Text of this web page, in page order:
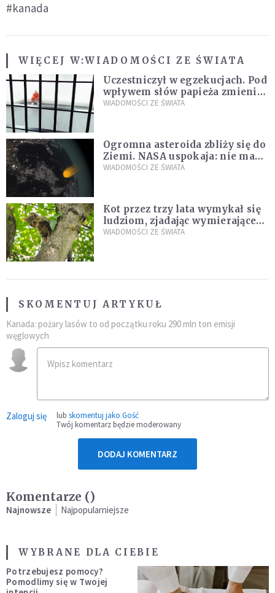
#kanada
WIĘCEJ W:WIADOMOŚCI ZE ŚWIATA
Uczestniczył w egzekucjach. Pod
wpływem słów papieża zmienił
zdanie
WIADOMOŚCI ZE ŚWIATA
Ogromna asteroida zbliży się do
Ziemi. NASA uspokaja: nie ma
zagrożenia
WIADOMOŚCI ZE ŚWIATA
Kot przez trzy lata wymykał się
ludziom, zjadając wymierające
kaczki. W końcu popełnił
WIADOMOŚCI ZE ŚWIATA
SKOMENTUJ ARTYKUŁ
Kanada: pożary lasów to od początku roku 290 mln ton emisji
węglowych
Zaloguj się lub skomentuj jako Gość
Twój komentarz będzie moderowany
DODAJ KOMENTARZ
Komentarze ()
Najnowsze Najpopularniejsze
WYBRANE DLA CIEBIE
Potrzebujesz pomocy?
Pomodlimy się w Twojej